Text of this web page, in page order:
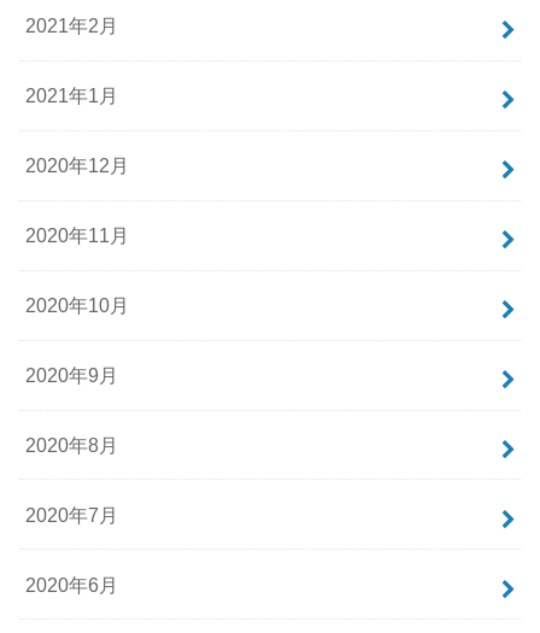
2021年2月
2021年1月
2020年12月
2020年11月
2020年10月
2020年9月
2020年8月
2020年7月
2020年6月